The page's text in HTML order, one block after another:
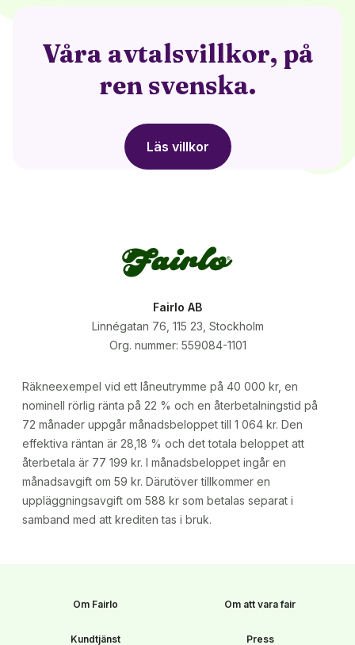
Våra avtalsvillkor, på
ren svenska.
Läs villkor
Fairlo AB
Linnégatan 76, 115 23, Stockholm
Org. nummer: 559084-1101
Räkneexempel vid ett låneutrymme på 40 000 kr, en
nominell rörlig ränta på 22 % och en återbetalningstid på
72 månader uppgår månadsbeloppet till 1 064 kr. Den
effektiva räntan är 28,18 % och det totala beloppet att
återbetala är 77 199 kr. I månadsbeloppet ingår en
månadsavgift om 59 kr. Därutöver tillkommer en
uppläggningsavgift om 588 kr som betalas separat i
samband med att krediten tas i bruk.
Om Fairlo Om att vara fair
Kundtjänst Press